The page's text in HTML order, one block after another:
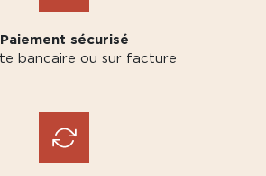
Paiement sécurisé
bancaire ou sur facture